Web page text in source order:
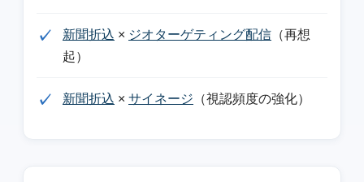
新聞折込 × ジオターゲティング配信 （再想
起）
新聞折込 × サイネージ （視認頻度の強化）